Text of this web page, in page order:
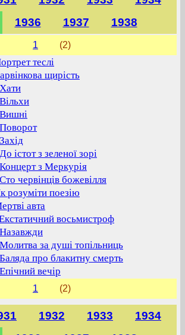
1936 1937 1938
1 (2)
теслі
щирість
Хати
Вільхи
Вишні
Поворот
Захід
До істот з зеленої зорі
Концерт з Меркурія
Сто червінців божевілля
розуміти поезію
авта
восьмистроф
Назавжди
Молитва за душі топільниць
Баляда про блакитну смерть
Епічний вечір
1 (2)
1932 1933
1934